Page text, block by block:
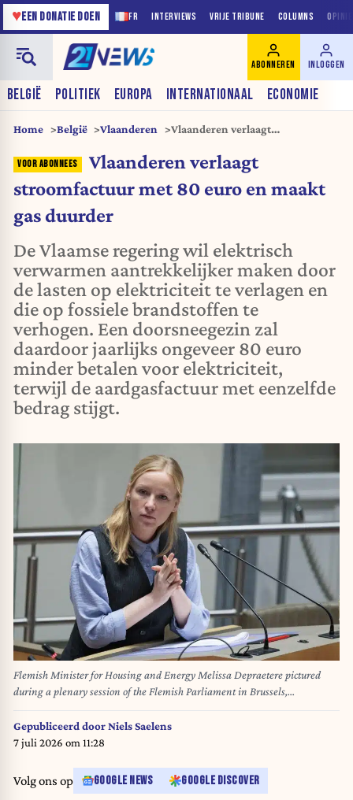
FR INTERVIEWS VRIJE TRIBUNE COLUMNS
♥EEN DONATIE DOEN
BELGIË POLITIEK EUROPA INTERNATIONAAL ECONOMIE
ABONNEREN INLOGGEN
Home België Vlaanderen
Vlaanderen verlaagt
maakt gas duurder
Vlaanderen verlaagt
stroomfactuur met 80 euro en maakt
gas duurder
De Vlaamse regering wil elektrisch
verwarmen aantrekkelijker maken door
de lasten op elektriciteit te verlagen en
die op fossiele brandstoffen te
verhogen. Een doorsneegezin zal
daardoor jaarlijks ongeveer 80 euro
minder betalen voor elektriciteit,
terwijl de aardgasfactuur met eenzelfde
bedrag stijgt.
Flemish Minister for Housing and Energy Melissa Depraetere pictured
during a plenary session of the Flemish Parliament in Brussels,
Wednesday 03 December 2025. BELGA PHOTO NICOLAS
MAETERLINCK
Gepubliceerd doorNiels Saelens
7 juli 2026 om 11:28
Volg ons op GOOGLE NEWS GOOGLE DISCOVER